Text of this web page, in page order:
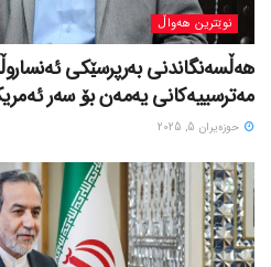
نوێترین هەواڵ
هەڵسەنگاندنی بەرپرسێکی
مەترسییەکانی یەمەن بۆ سەر
حوزه‌یران 5, 2025